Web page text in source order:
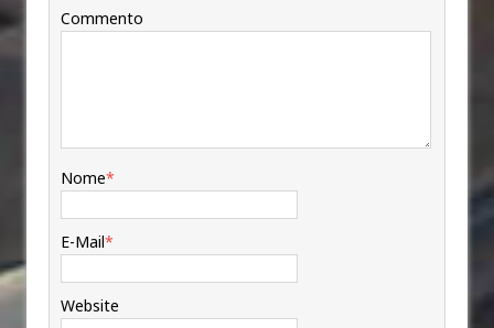
Commento
Nome*
E-Mail*
Website